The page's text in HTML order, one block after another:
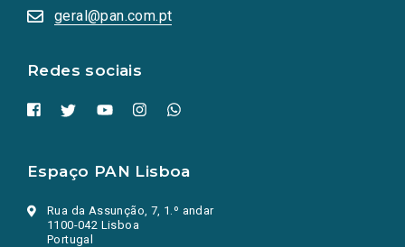
geral@pan.com.pt
Redes sociais
numa
nova
Espaço PAN Lisboa
Rua da Assunção, 7, 1.º andar
1100-042 Lisboa
Portugal